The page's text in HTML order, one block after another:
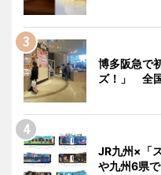
博多阪急で
ズ！」 全
JR九州×「
や九州6県